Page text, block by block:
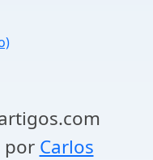
por Carlos